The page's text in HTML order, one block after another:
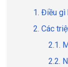
1. Điều gì
2. Các
2.1.
2.2.